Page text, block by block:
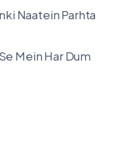
Naatein Parhta
Mein Har Dum